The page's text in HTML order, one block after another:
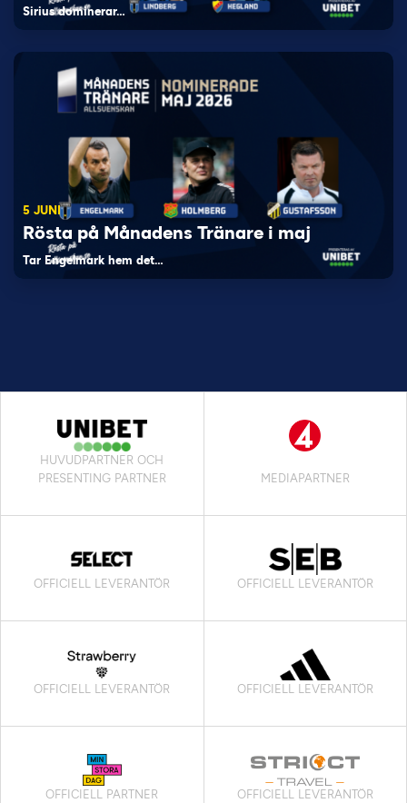
Sirius dominerar…
5 JUNI
Rösta på Månadens Tränare i maj
Tar Engelmark hem det…
HUVUDPARTNER OCH
PRESENTING PARTNER
MEDIAPARTNER
OFFICIELL LEVERANTÖR OFFICIELL LEVERANTÖR
OFFICIELL LEVERANTÖR OFFICIELL LEVERANTÖR
OFFICIELL PARTNER OFFICIELL LEVERANTÖR